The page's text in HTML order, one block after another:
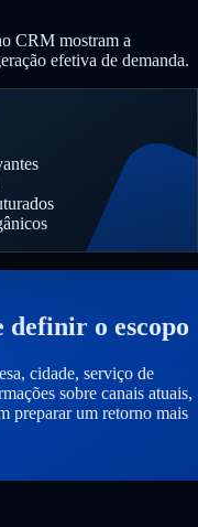
CRM mostram a
efetiva de demanda.
definir o escopo
cidade, serviço de
sobre canais atuais,
preparar um retorno mais